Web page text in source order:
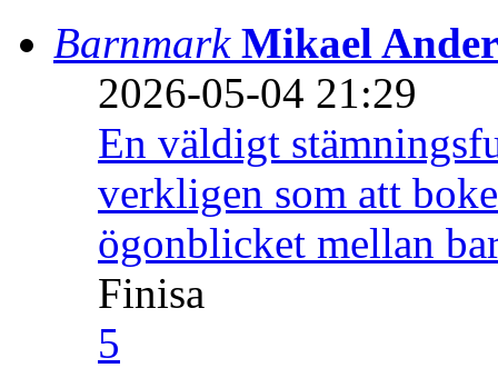
Barnmark Mikael
2026-05-04 21:29
En väldigt
verkligen som att
ögonblicket mellan
Finisa
5